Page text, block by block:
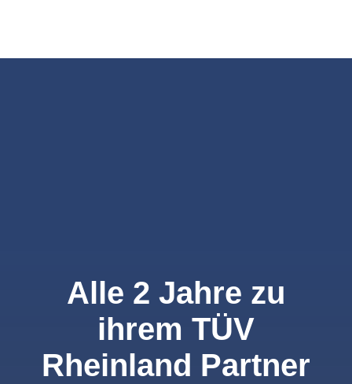
Alle 2 Jahre zu
ihrem TÜV
Rheinland Partner